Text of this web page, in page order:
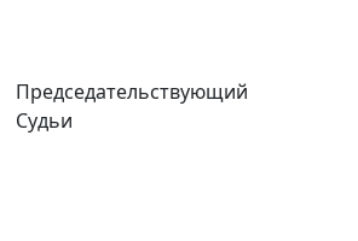
Председательствующий
Судьи